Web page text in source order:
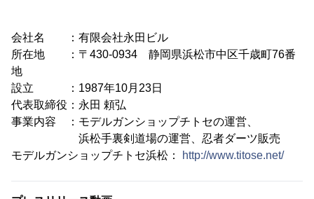
会社名 ：有限会社永田ビル
所在地 ：〒430-0934 静岡県浜松市中区千歳町76番
地
設立 ：1987年10月23日
代表取締役：永田 頼弘
事業内容 ：モデルガンショップチトセの運営、
浜松手裏剣道場の運営、忍者ダーツ販売
モデルガンショップチトセ浜松：
http://www.titose.net/